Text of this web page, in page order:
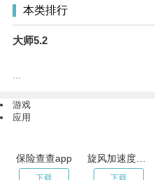
本类排行
大师5.2
...
游戏
应用
保险查查app
下载 下载